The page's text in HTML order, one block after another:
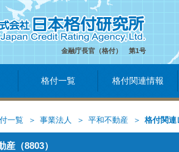
金融庁長官（格付） 第1号
格付一覧 格付関連情報
一覧 事業法人 平和不動産 格付関連
産（8803）